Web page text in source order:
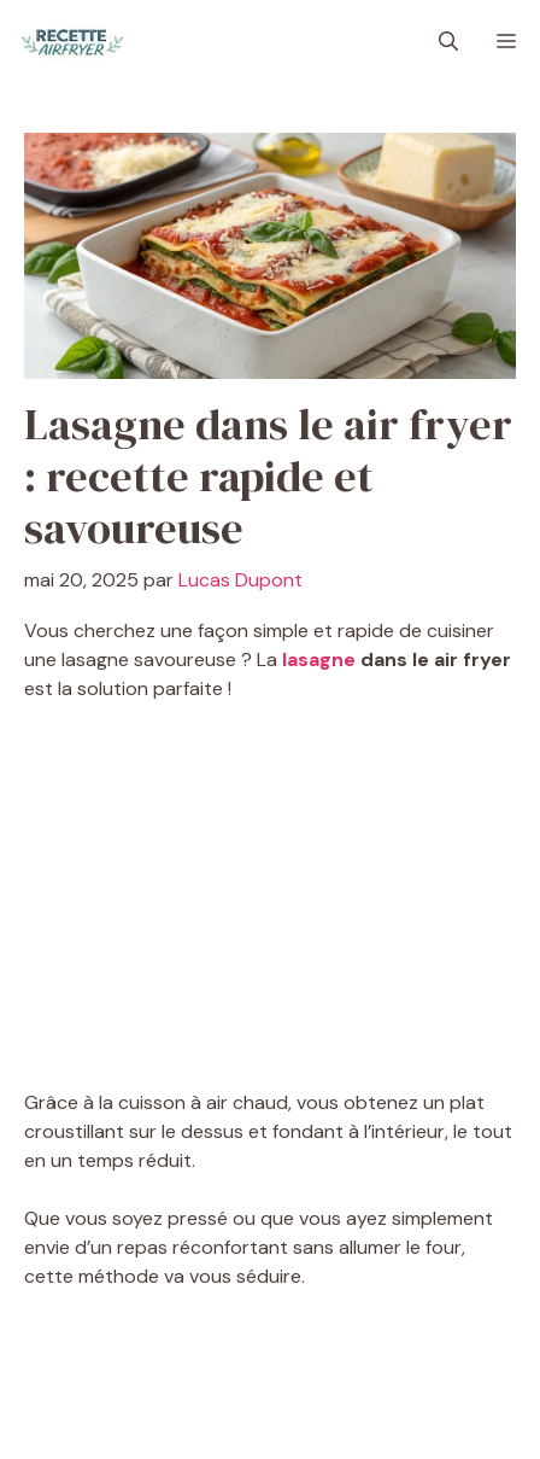
Lasagne dans le air fryer
: recette rapide et
savoureuse
mai 20, 2025 parLucas Dupont
Vous cherchez une façon simple et rapide de cuisiner
une lasagne savoureuse ? La lasagne dans le air fryer
est la solution parfaite !
Grâce à la cuisson à air chaud, vous obtenez un plat
croustillant sur le dessus et fondant à l’intérieur, le tout
en un temps réduit.
Que vous soyez pressé ou que vous ayez simplement
envie d’un repas réconfortant sans allumer le four,
cette méthode va vous séduire.